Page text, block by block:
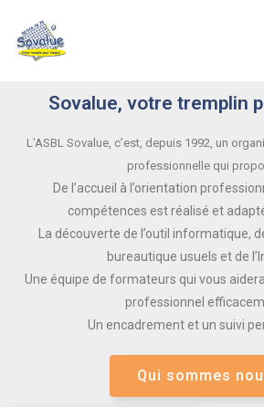
Sovalue, votre tremplin
L’ASBL Sovalue, c’est, depuis 1992, un
professionnelle qui
De l’accueil à l’orientation
compétences est réalisé et
La découverte de l’outil informatique,
bureautique usuels et de
Une équipe de formateurs qui vous
professionnel
Un encadrement et un suivi
Qui sommes